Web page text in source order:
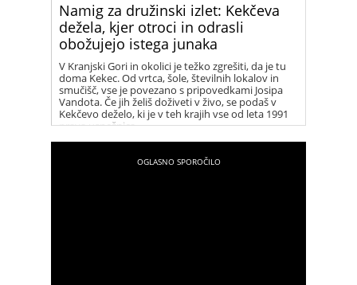
Namig za družinski izlet: Kekčeva
dežela, kjer otroci in odrasli
obožujejo istega junaka
V Kranjski Gori in okolici je težko zgrešiti, da je tu
doma Kekec. Od vrtca, šole, številnih lokalov in
smučišč, vse je povezano s pripovedkami Josipa
Vandota. Če jih želiš doživeti v živo, se podaš v
Kekčevo deželo, ki je v teh krajih vse od leta 1991
prava uspešnica.